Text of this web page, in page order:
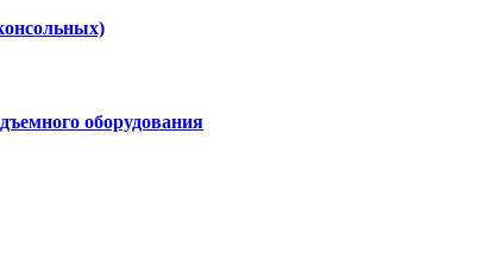
оборудования